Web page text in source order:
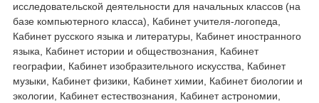
исследовательской деятельности для начальных классов (на
базе компьютерного класса), Кабинет учителя-логопеда,
Кабинет русского языка и литературы, Кабинет иностранного
языка, Кабинет истории и обществознания, Кабинет
географии, Кабинет изобразительного искусства, Кабинет
музыки, Кабинет физики, Кабинет химии, Кабинет биологии и
экологии, Кабинет естествознания, Кабинет астрономии,